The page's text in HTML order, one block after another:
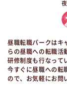
昼職転職パークはキ
らの昼職への転職活
研修制度も行なって
今すぐに昼職への転
ので、お気軽にお問